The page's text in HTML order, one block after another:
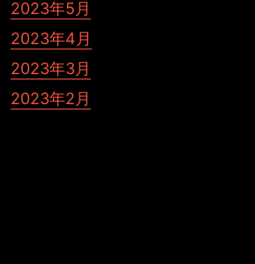
2023年5月
2023年4月
2023年3月
2023年2月